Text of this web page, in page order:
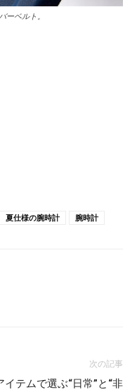
ーベルト。
夏仕様の腕時計 腕時計
次の記事
イテムで選ぶ“日常”と“非